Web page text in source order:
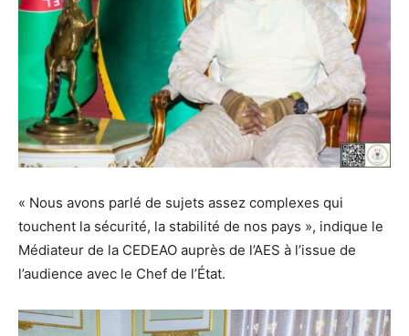
« Nous avons parlé de sujets assez complexes qui
touchent la sécurité, la stabilité de nos pays », indique le
Médiateur de la CEDEAO auprès de l’AES à l’issue de
l’audience avec le Chef de l’État.